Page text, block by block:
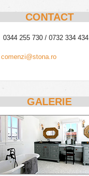
CONTACT
0344 255 730 / 0732 334 434
comenzi@stona.ro
GALERIE